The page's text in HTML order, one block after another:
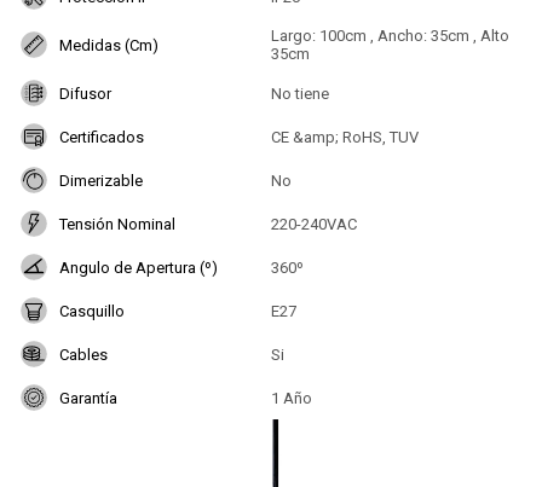
Medidas (Cm)
Largo: 100cm , Ancho: 35cm , Alto
35cm
Difusor No tiene
Certificados CE &amp; RoHS, TUV
Dimerizable No
Tensión Nominal 220-240VAC
Angulo de Apertura (º) 360º
Casquillo E27
Cables Si
Garantía 1 Año